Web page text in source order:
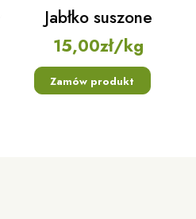
Jabłko suszone
15,00zł/kg
Zamów produkt